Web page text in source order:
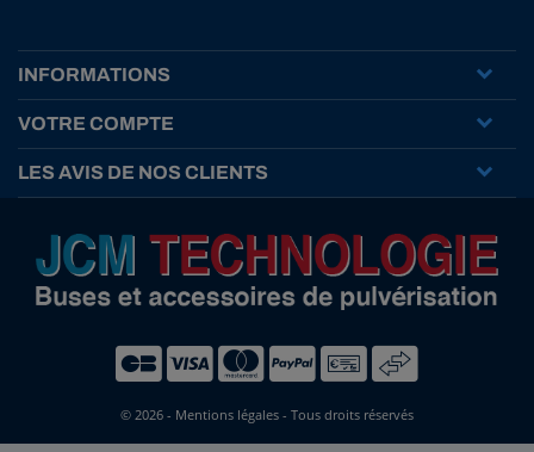
INFORMATIONS
VOTRE COMPTE
LES AVIS DE NOS CLIENTS
© 2026 - Mentions légales - Tous droits réservés